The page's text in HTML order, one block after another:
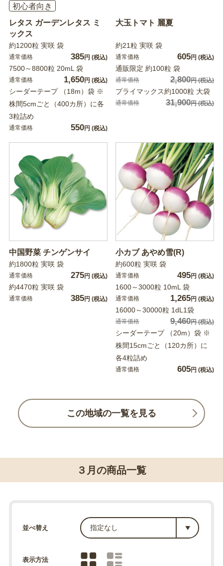
初心者向き
レタス ガーデンレタス ミ
ックス
約1200粒 実咲 袋
通常価格 385円 (税込)
7500～8800粒 20mL 袋
通常価格 1,650円 (税込)
シーダーテープ （18m）袋 ※
株間5cmごと（400カ所）に各
3粒詰め
通常価格 550円 (税込)
大玉トマト 麗夏
約21粒 実咲 袋
通常価格 605円 (税込)
通販限定 約100粒 袋
通常価格 2,800円(税込)
プライマックス約1000粒 大袋
通常価格 31,900円(税込)
中国野菜 チンゲンサイ
約1800粒 実咲 袋
通常価格 275円 (税込)
約4470粒 実咲 袋
通常価格 385円 (税込)
小カブ あやめ雪(R)
約600粒 実咲 袋
通常価格 495円 (税込)
1600～3000粒 10mL 袋
通常価格 1,265円 (税込)
16000～30000粒 1dL1袋
通常価格 9,460円(税込)
シーダーテープ （20m）袋 ※
株間15cmごと（120カ所）に
各4粒詰め
通常価格 605円 (税込)
この地域の一覧を見る
３月の商品一覧
並べ替え
表示方法